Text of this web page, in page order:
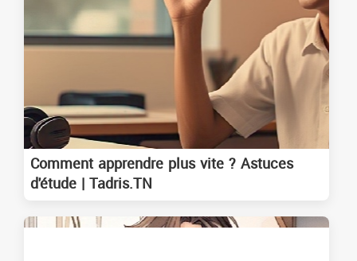
Comment apprendre plus vite ? Astuces
d'étude | Tadris.TN